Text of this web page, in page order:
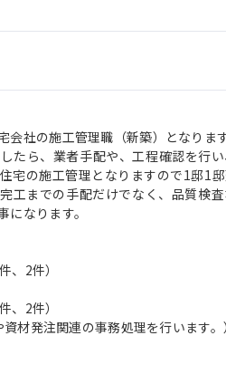
社の施工管理職（新築）となります
たら、業者手配や、工程確認を行
宅の施工管理となりますので1邸1
工までの手配だけでなく、品質検
なります。
2件）
2件）
材発注関連の事務処理を行います。